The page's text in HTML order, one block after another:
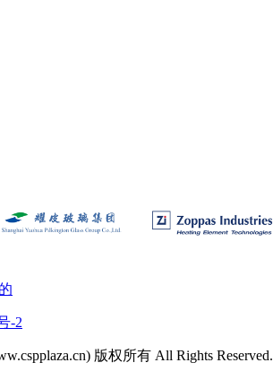
-2
版权所有 All Rights Reserved.